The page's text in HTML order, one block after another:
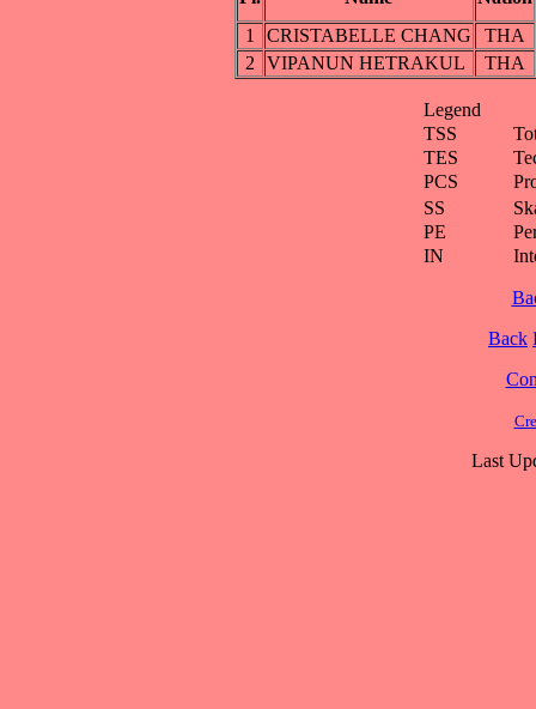
1
CRISTABELLE CHANG
THA
2
VIPANUN HETRAKUL THA
Legend
TSS
TES
PCS
SS
PE
IN
Back
Last